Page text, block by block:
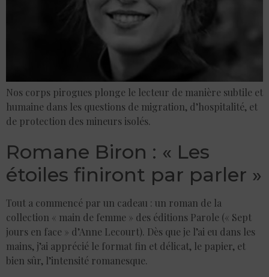
Nos corps pirogues plonge le lecteur de manière subtile et
humaine dans les questions de migration, d’hospitalité, et
de protection des mineurs isolés.
Romane Biron : « Les
étoiles finiront par parler »
Tout a commencé par un cadeau : un roman de la
collection « main de femme » des éditions Parole (« Sept
jours en face » d’Anne Lecourt). Dès que je l’ai eu dans les
mains, j’ai apprécié le format fin et délicat, le papier, et
bien sûr, l’intensité romanesque.